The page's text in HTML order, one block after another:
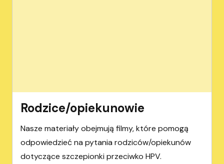
Rodzice/opiekunowie
Nasze materiały obejmują filmy, które pomogą
odpowiedzieć na pytania rodziców/opiekunów
dotyczące szczepionki przeciwko HPV.